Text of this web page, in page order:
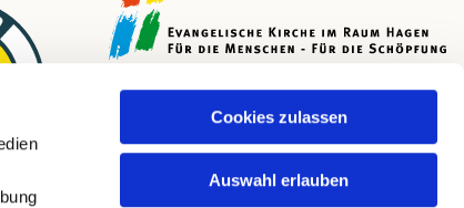
Cookies zulassen
Auswahl erlauben